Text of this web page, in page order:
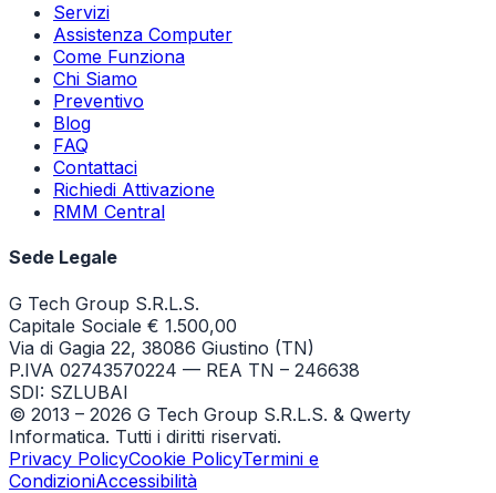
Servizi
Assistenza Computer
Come Funziona
Chi Siamo
Preventivo
Blog
FAQ
Contattaci
Richiedi Attivazione
RMM Central
Sede Legale
G Tech Group S.R.L.S.
Capitale Sociale € 1.500,00
Via di Gagia 22, 38086 Giustino (TN)
P.IVA 02743570224 — REA TN – 246638
SDI: SZLUBAI
© 2013 – 2026 G Tech Group S.R.L.S. & Qwerty
Informatica. Tutti i diritti riservati.
Privacy PolicyCookie PolicyTermini e
CondizioniAccessibilità